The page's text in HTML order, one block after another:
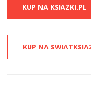
KUP NA KSIAZKI.PL
KUP NA